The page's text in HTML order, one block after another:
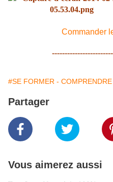
Commander
#SE FORMER - COMPRENDRE
Partager
Vous aimerez aussi